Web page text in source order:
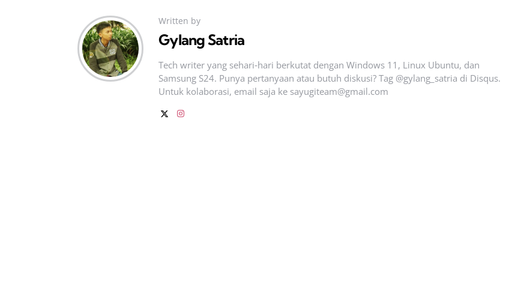
Written by
Gylang Satria
Tech writer yang sehari‑hari berkutat dengan Windows 11, Linux Ubuntu, dan
Samsung S24. Punya pertanyaan atau butuh diskusi? Tag @gylang_satria di Disqus.
Untuk kolaborasi, email saja ke sayugiteam@gmail.com